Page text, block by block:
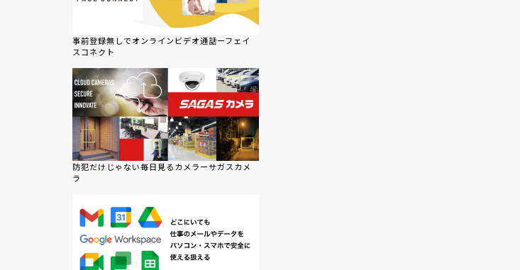
事前登録無しでオンラインビデオ通話ーフェイ
スコネクト
防犯だけじゃない毎日見るカメラーサガスカメ
ラ